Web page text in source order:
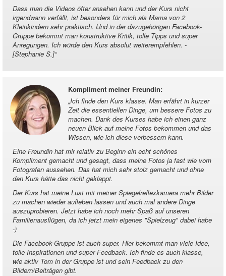
Dass man die Videos öfter ansehen kann und der Kurs nicht
irgendwann verfällt, ist besonders für mich als Mama von 2
Kleinkindern sehr praktisch. Und in der dazugehörigen Facebook-
Gruppe bekommt man konstruktive Kritik, tolle Tipps und super
Anregungen. Ich würde den Kurs absolut weiterempfehlen. -
[Stephanie S.]“
Kompliment meiner Freundin:
„Ich finde den Kurs klasse. Man erfährt in kurzer
Zeit die essentiellen Dinge, um bessere Fotos zu
machen. Dank des Kurses habe ich einen ganz
neuen Blick auf meine Fotos bekommen und das
Wissen, wie ich diese verbessern kann.
Eine Freundin hat mir relativ zu Beginn ein echt schönes
Kompliment gemacht und gesagt, dass meine Fotos ja fast wie vom
Fotografen aussehen. Das hat mich sehr stolz gemacht und ohne
den Kurs hätte das nicht geklappt.
Der Kurs hat meine Lust mit meiner Spiegelreflexkamera mehr Bilder
zu machen wieder aufleben lassen und auch mal andere Dinge
auszuprobieren. Jetzt habe ich noch mehr Spaß auf unseren
Familienausflügen, da ich jetzt mein eigenes "Spielzeug" dabei habe
-)
Die Facebook-Gruppe ist auch super. Hier bekommt man viele Idee,
tolle Inspirationen und super Feedback. Ich finde es auch klasse,
wie aktiv Tom in der Gruppe ist und sein Feedback zu den
Bildern/Beiträgen gibt.